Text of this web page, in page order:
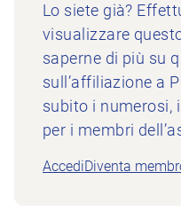
Lo siete già?
visualizzare
saperne di più su
sull’affiliazione a
subito i numerosi,
per i membri
AccediDiventa